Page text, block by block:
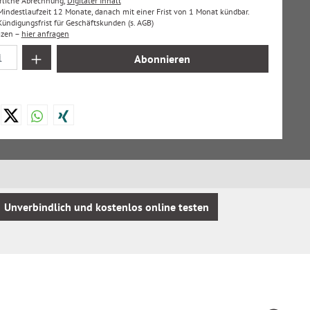
12 Monate, danach mit einer Frist von 1 Monat kündbar.
für Geschäftskunden (s. AGB)
– hier anfragen
Anzahl: Gib den gewünschten Wert ein
Abonnieren
Unverbindlich und kostenlos online testen